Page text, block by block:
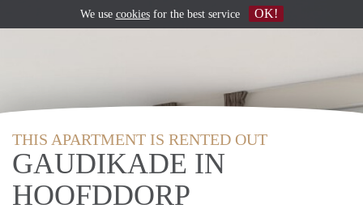
THIS APARTMENT IS RENTED OUT
GAUDIKADE IN
HOOFDDORP
We use cookiesfor the best service OK!